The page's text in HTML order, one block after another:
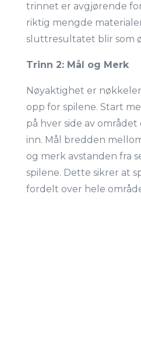
trinnet er avgjørende
riktig mengde
sluttresultatet blir som
Trinn 2: Mål og Merk
Nøyaktighet er
opp for spilene. Start
på hver side av
inn. Mål bredden
og merk avstanden fra
spilene. Dette sikrer at
fordelt over hele